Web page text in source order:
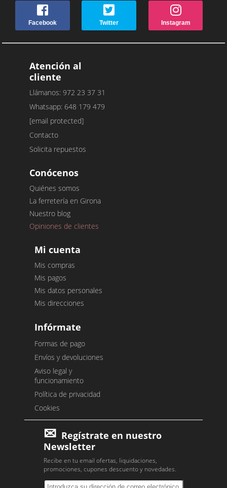
Facebook Twitter Instagram
Atención al
cliente
Llámanos: 972 23 37 31
Whatsapp: 648 179 479
[email protected]
Contacto
Solicita repuestos
Conócenos
Quiénes somos
La ferretería en Girona
Nuestro blog
Opiniones de clientes
Mi cuenta
Mis compras
Mis pagos
Mis datos personales
Mis direcciones
Infórmate
Formas de pago
Envíos y devoluciones
Aviso legal y
funcionamiento
Política de privacidad
Cookies
Regístrate en nuestro
Newsletter
Recibe en tu email ofertas, liquidaciones,
promociones, cupones descuento y novedades.